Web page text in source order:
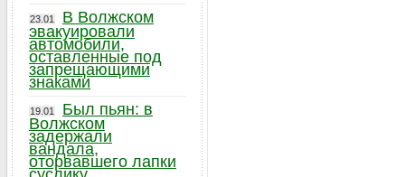
23.01
В Волжском
эвакуировали
автомобили,
оставленные под
запрещающими
знаками
19.01
Был пьян: в
Волжском
задержали
вандала,
оторвавшего лапки